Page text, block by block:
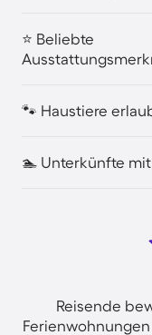
⭐ Beliebte
🐾 Haustiere
🏊 Unterkünfte mit
Reisende